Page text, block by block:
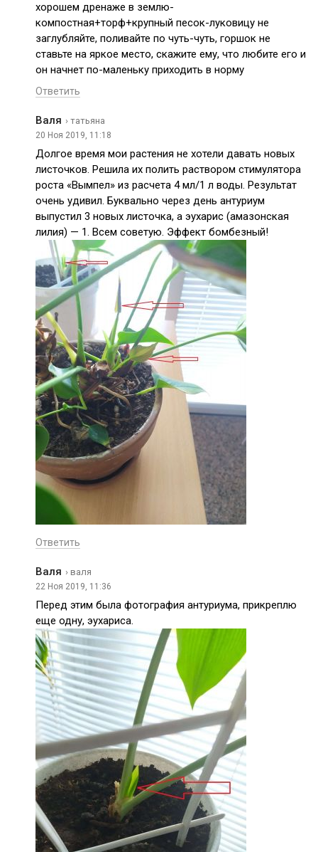
хорошем дренаже в землю-
компостная+торф+крупный песок-луковицу не
заглубляйте, поливайте по чуть-чуть, горшок не
ставьте на яркое место, скажите ему, что любите его и
он начнет по-маленьку приходить в норму
Ответить
Валя › татьяна
20 Ноя 2019, 11:18
Долгое время мои растения не хотели давать новых
листочков. Решила их полить раствором стимулятора
роста «Вымпел» из расчета 4 мл/1 л воды. Результат
очень удивил. Буквально через день антуриум
выпустил 3 новых листочка, а эухарис (амазонская
лилия) — 1. Всем советую. Эффект бомбезный!
Ответить
Валя › валя
22 Ноя 2019, 11:36
Перед этим была фотография антуриума, прикреплю
еще одну, эухариса.